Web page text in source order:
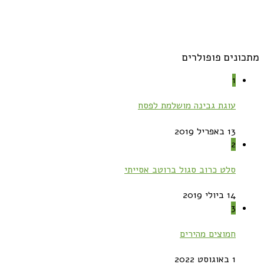
מתכונים פופולרים
1
עוגת גבינה מושלמת לפסח
13 באפריל 2019
2
סלט כרוב סגול ברוטב אסייתי
14 ביולי 2019
3
חמוצים מהירים
1 באוגוסט 2022